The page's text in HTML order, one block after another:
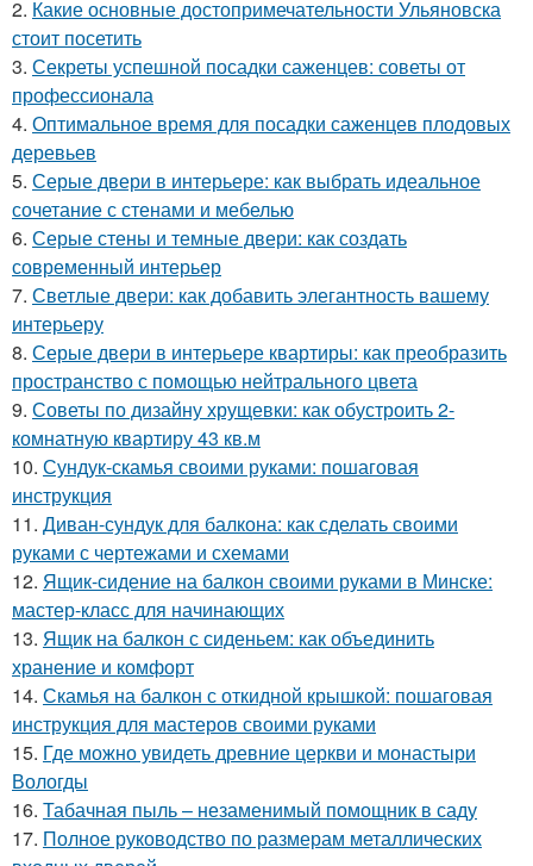
2. Какие основные достопримечательности Ульяновска
стоит посетить
3. Секреты успешной посадки саженцев: советы от
профессионала
4. Оптимальное время для посадки саженцев плодовых
деревьев
5. Серые двери в интерьере: как выбрать идеальное
сочетание с стенами и мебелью
6. Серые стены и темные двери: как создать
современный интерьер
7. Светлые двери: как добавить элегантность вашему
интерьеру
8. Серые двери в интерьере квартиры: как преобразить
пространство с помощью нейтрального цвета
9. Советы по дизайну хрущевки: как обустроить 2-
комнатную квартиру 43 кв.м
10. Сундук-скамья своими руками: пошаговая
инструкция
11. Диван-сундук для балкона: как сделать своими
руками с чертежами и схемами
12. Ящик-сидение на балкон своими руками в Минске:
мастер-класс для начинающих
13. Ящик на балкон с сиденьем: как объединить
хранение и комфорт
14. Скамья на балкон с откидной крышкой: пошаговая
инструкция для мастеров своими руками
15. Где можно увидеть древние церкви и монастыри
Вологды
16. Табачная пыль – незаменимый помощник в саду
17. Полное руководство по размерам металлических